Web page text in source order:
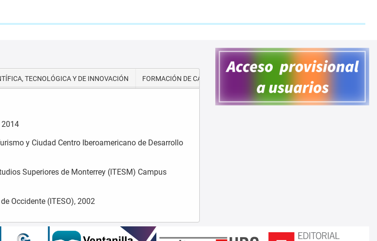
TECNOLÓGICA Y DE INNOVACIÓN FORMACIÓN DE CAPITAL HUMANO
2014
y Ciudad Centro Iberoamericano de Desarrollo
Superiores de Monterrey (ITESM) Campus
Occidente (ITESO), 2002